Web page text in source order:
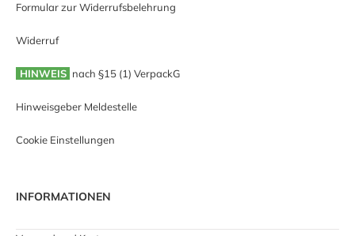
Formular zur Widerrufsbelehrung
Widerruf
HINWEIS nach §15 (1) VerpackG
Hinweisgeber Meldestelle
Cookie Einstellungen
INFORMATIONEN